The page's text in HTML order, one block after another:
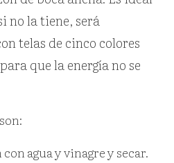
no la tiene, será
telas de cinco colores
que la energía no se
agua y vinagre y secar.